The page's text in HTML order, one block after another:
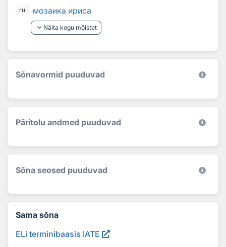
ru
мозаика ириса
keyboard_arrow_down Näita kogu mõistet
Sõnavormid puuduvad
Päritolu andmed puuduvad
Sõna seosed puuduvad
Sama sõna
ELi terminibaasis IATE